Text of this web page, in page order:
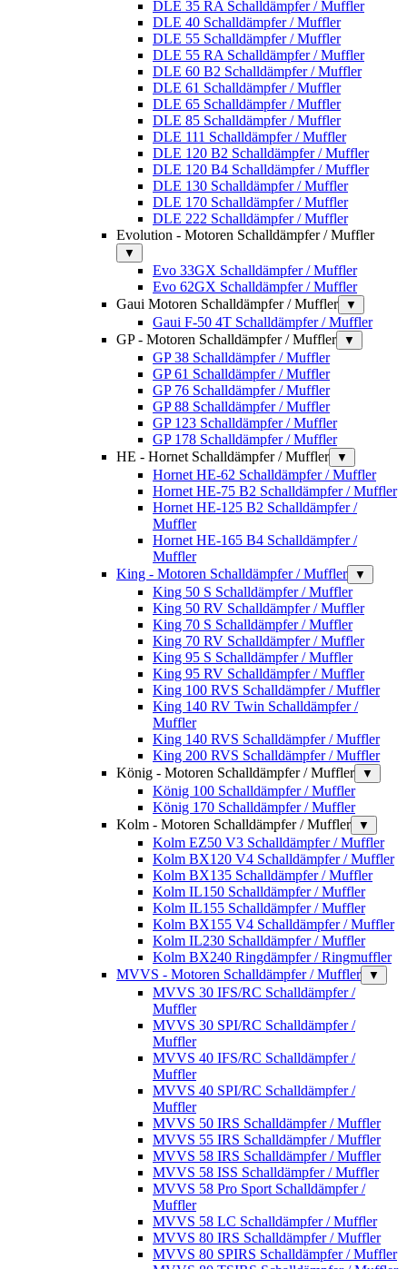
DLE 35 RA Schalldämpfer / Muffler
DLE 40 Schalldämpfer / Muffler
DLE 55 Schalldämpfer / Muffler
DLE 55 RA Schalldämpfer / Muffler
DLE 60 B2 Schalldämpfer / Muffler
DLE 61 Schalldämpfer / Muffler
DLE 65 Schalldämpfer / Muffler
DLE 85 Schalldämpfer / Muffler
DLE 111 Schalldämpfer / Muffler
DLE 120 B2 Schalldämpfer / Muffler
DLE 120 B4 Schalldämpfer / Muffler
DLE 130 Schalldämpfer / Muffler
DLE 170 Schalldämpfer / Muffler
DLE 222 Schalldämpfer / Muffler
Evolution - Motoren Schalldämpfer / Muffler
▼
Evo 33GX Schalldämpfer / Muffler
Evo 62GX Schalldämpfer / Muffler
Gaui Motoren Schalldämpfer / Muffler
▼
Gaui F-50 4T Schalldämpfer / Muffler
GP - Motoren Schalldämpfer / Muffler
▼
GP 38 Schalldämpfer / Muffler
GP 61 Schalldämpfer / Muffler
GP 76 Schalldämpfer / Muffler
GP 88 Schalldämpfer / Muffler
GP 123 Schalldämpfer / Muffler
GP 178 Schalldämpfer / Muffler
HE - Hornet Schalldämpfer / Muffler
▼
Hornet HE-62 Schalldämpfer / Muffler
Hornet HE-75 B2 Schalldämpfer / Muffler
Hornet HE-125 B2 Schalldämpfer /
Muffler
Hornet HE-165 B4 Schalldämpfer /
Muffler
King - Motoren Schalldämpfer / Muffler
▼
King 50 S Schalldämpfer / Muffler
King 50 RV Schalldämpfer / Muffler
King 70 S Schalldämpfer / Muffler
King 70 RV Schalldämpfer / Muffler
King 95 S Schalldämpfer / Muffler
King 95 RV Schalldämpfer / Muffler
King 100 RVS Schalldämpfer / Muffler
King 140 RV Twin Schalldämpfer /
Muffler
King 140 RVS Schalldämpfer / Muffler
King 200 RVS Schalldämpfer / Muffler
König - Motoren Schalldämpfer / Muffler
▼
König 100 Schalldämpfer / Muffler
König 170 Schalldämpfer / Muffler
Kolm - Motoren Schalldämpfer / Muffler
▼
Kolm EZ50 V3 Schalldämpfer / Muffler
Kolm BX120 V4 Schalldämpfer / Muffler
Kolm BX135 Schalldämpfer / Muffler
Kolm IL150 Schalldämpfer / Muffler
Kolm IL155 Schalldämpfer / Muffler
Kolm BX155 V4 Schalldämpfer / Muffler
Kolm IL230 Schalldämpfer / Muffler
Kolm BX240 Ringdämpfer / Ringmuffler
MVVS - Motoren Schalldämpfer / Muffler
▼
MVVS 30 IFS/RC Schalldämpfer /
Muffler
MVVS 30 SPI/RC Schalldämpfer /
Muffler
MVVS 40 IFS/RC Schalldämpfer /
Muffler
MVVS 40 SPI/RC Schalldämpfer /
Muffler
MVVS 50 IRS Schalldämpfer / Muffler
MVVS 55 IRS Schalldämpfer / Muffler
MVVS 58 IRS Schalldämpfer / Muffler
MVVS 58 ISS Schalldämpfer / Muffler
MVVS 58 Pro Sport Schalldämpfer /
Muffler
MVVS 58 LC Schalldämpfer / Muffler
MVVS 80 IRS Schalldämpfer / Muffler
MVVS 80 SPIRS Schalldämpfer / Muffler